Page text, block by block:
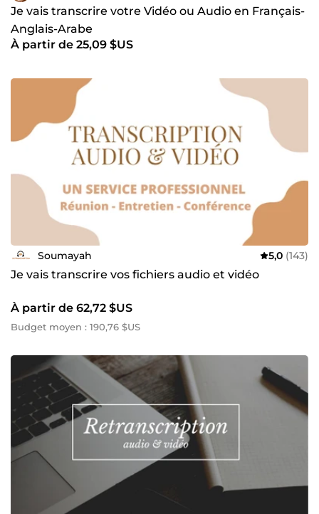
Je vais transcrire votre Vidéo ou Audio en Français-
Anglais-Arabe
À partir de 25,09 $US
Soumayah 5,0 (143)
Je vais transcrire vos fichiers audio et vidéo
À partir de 62,72 $US
Budget moyen : 190,76 $US